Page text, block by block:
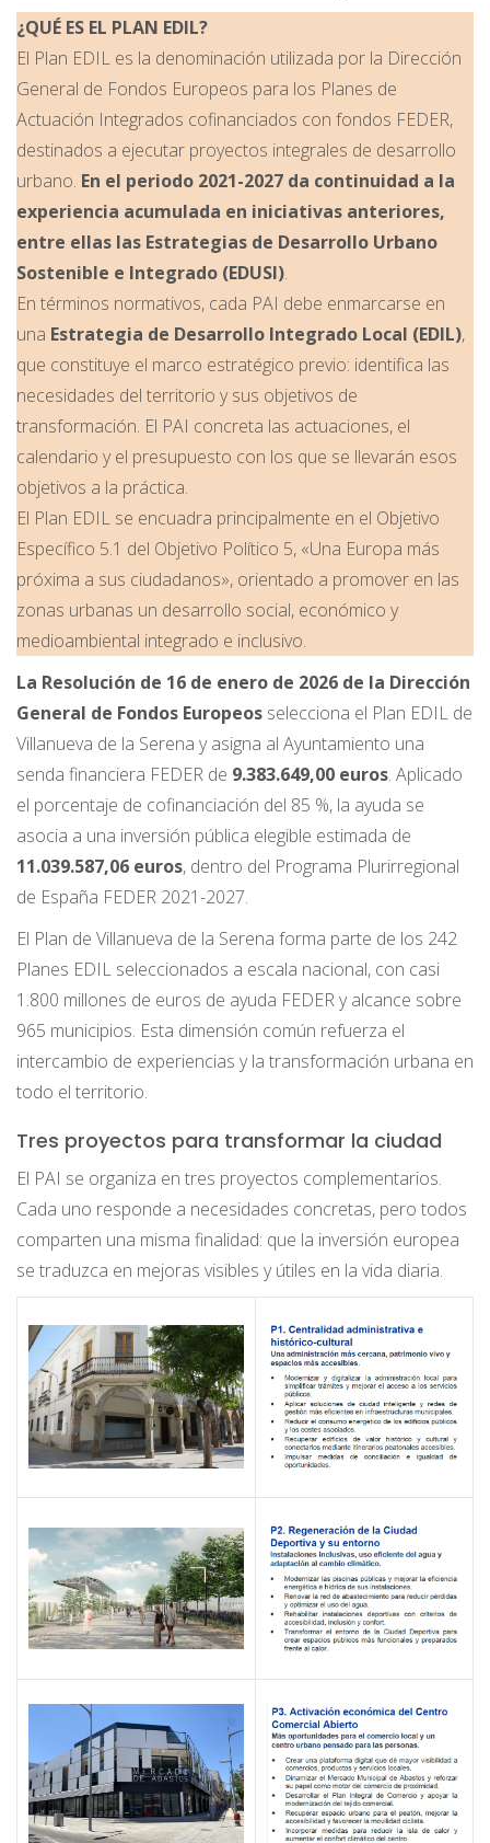
¿QUÉ ES EL PLAN EDIL?
El Plan EDIL es la denominación utilizada por la Dirección
General de Fondos Europeos para los Planes de
Actuación Integrados cofinanciados con fondos FEDER,
destinados a ejecutar proyectos integrales de desarrollo
urbano. En el periodo 2021-2027 da continuidad a la
experiencia acumulada en iniciativas anteriores,
entre ellas las Estrategias de Desarrollo Urbano
Sostenible e Integrado (EDUSI).
En términos normativos, cada PAI debe enmarcarse en
una Estrategia de Desarrollo Integrado Local (EDIL),
que constituye el marco estratégico previo: identifica las
necesidades del territorio y sus objetivos de
transformación. El PAI concreta las actuaciones, el
calendario y el presupuesto con los que se llevarán esos
objetivos a la práctica.
El Plan EDIL se encuadra principalmente en el Objetivo
Específico 5.1 del Objetivo Político 5, «Una Europa más
próxima a sus ciudadanos», orientado a promover en las
zonas urbanas un desarrollo social, económico y
medioambiental integrado e inclusivo.
La Resolución de 16 de enero de 2026 de la Dirección
General de Fondos Europeos selecciona el Plan EDIL de
Villanueva de la Serena y asigna al Ayuntamiento una
senda financiera FEDER de 9.383.649,00 euros. Aplicado
el porcentaje de cofinanciación del 85 %, la ayuda se
asocia a una inversión pública elegible estimada de
11.039.587,06 euros, dentro del Programa Plurirregional
de España FEDER 2021-2027.
El Plan de Villanueva de la Serena forma parte de los 242
Planes EDIL seleccionados a escala nacional, con casi
1.800 millones de euros de ayuda FEDER y alcance sobre
965 municipios. Esta dimensión común refuerza el
intercambio de experiencias y la transformación urbana en
todo el territorio.
Tres proyectos para transformar la ciudad
El PAI se organiza en tres proyectos complementarios.
Cada uno responde a necesidades concretas, pero todos
comparten una misma finalidad: que la inversión europea
se traduzca en mejoras visibles y útiles en la vida diaria.